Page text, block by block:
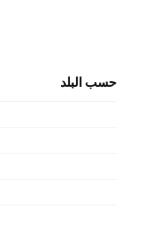
حسب البلد